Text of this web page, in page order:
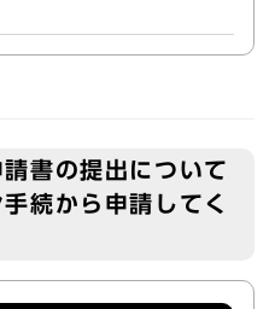
書の提出について
続から申請してく